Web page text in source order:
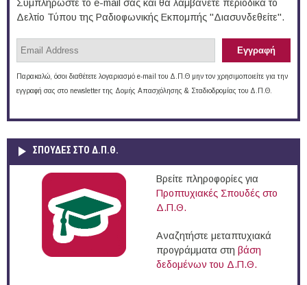
Συμπληρώστε το e-mail σας και θα λαμβάνετε περιοδικά το
Δελτίο Τύπου της Ραδιοφωνικής Εκπομπής "Διασυνδεθείτε".
Παρακαλώ, όσοι διαθέτετε λογαριασμό e-mail του Δ.Π.Θ μην τον χρησιμοποιείτε για την
εγγραφή σας στο newsletter της Δομής Απασχόλησης & Σταδιοδρομίας του Δ.Π.Θ.
ΣΠΟΥΔΈΣ ΣΤΟ Δ.Π.Θ.
Βρείτε πληροφορίες για
Προπτυχιακές Σπουδές στο
Δ.Π.Θ.
Αναζητήστε μεταπτυχιακά
προγράμματα στη βάση
δεδομένων του Δ.Π.Θ.